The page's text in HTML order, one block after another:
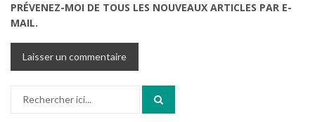
PRÉVENEZ-MOI DE TOUS LES NOUVEAUX ARTICLES PAR E-
MAIL.